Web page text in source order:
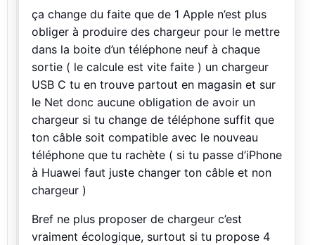
ça change du faite que de 1 Apple n’est plus
obliger à produire des chargeur pour le mettre
dans la boite d’un téléphone neuf à chaque
sortie ( le calcule est vite faite ) un chargeur
USB C tu en trouve partout en magasin et sur
le Net donc aucune obligation de avoir un
chargeur si tu change de téléphone suffit que
ton câble soit compatible avec le nouveau
téléphone que tu rachète ( si tu passe d’iPhone
à Huawei faut juste changer ton câble et non
chargeur )
Bref ne plus proposer de chargeur c’est
vraiment écologique, surtout si tu propose 4